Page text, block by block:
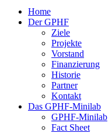
Home
Der GPHF
Ziele
Projekte
Vorstand
Finanzierung
Historie
Partner
Kontakt
Das GPHF-Minilab
GPHF-Minilab
Fact Sheet